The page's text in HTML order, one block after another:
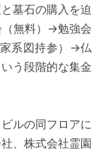
墓石の購入を迫
（無料）→勉強会
系図持参）→仏
う段階的な集金
ルの同フロアに
、株式会社霊園